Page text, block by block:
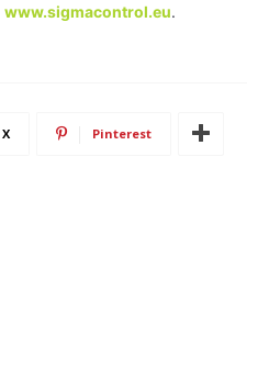
www.sigmacontrol.eu.
X Pinterest